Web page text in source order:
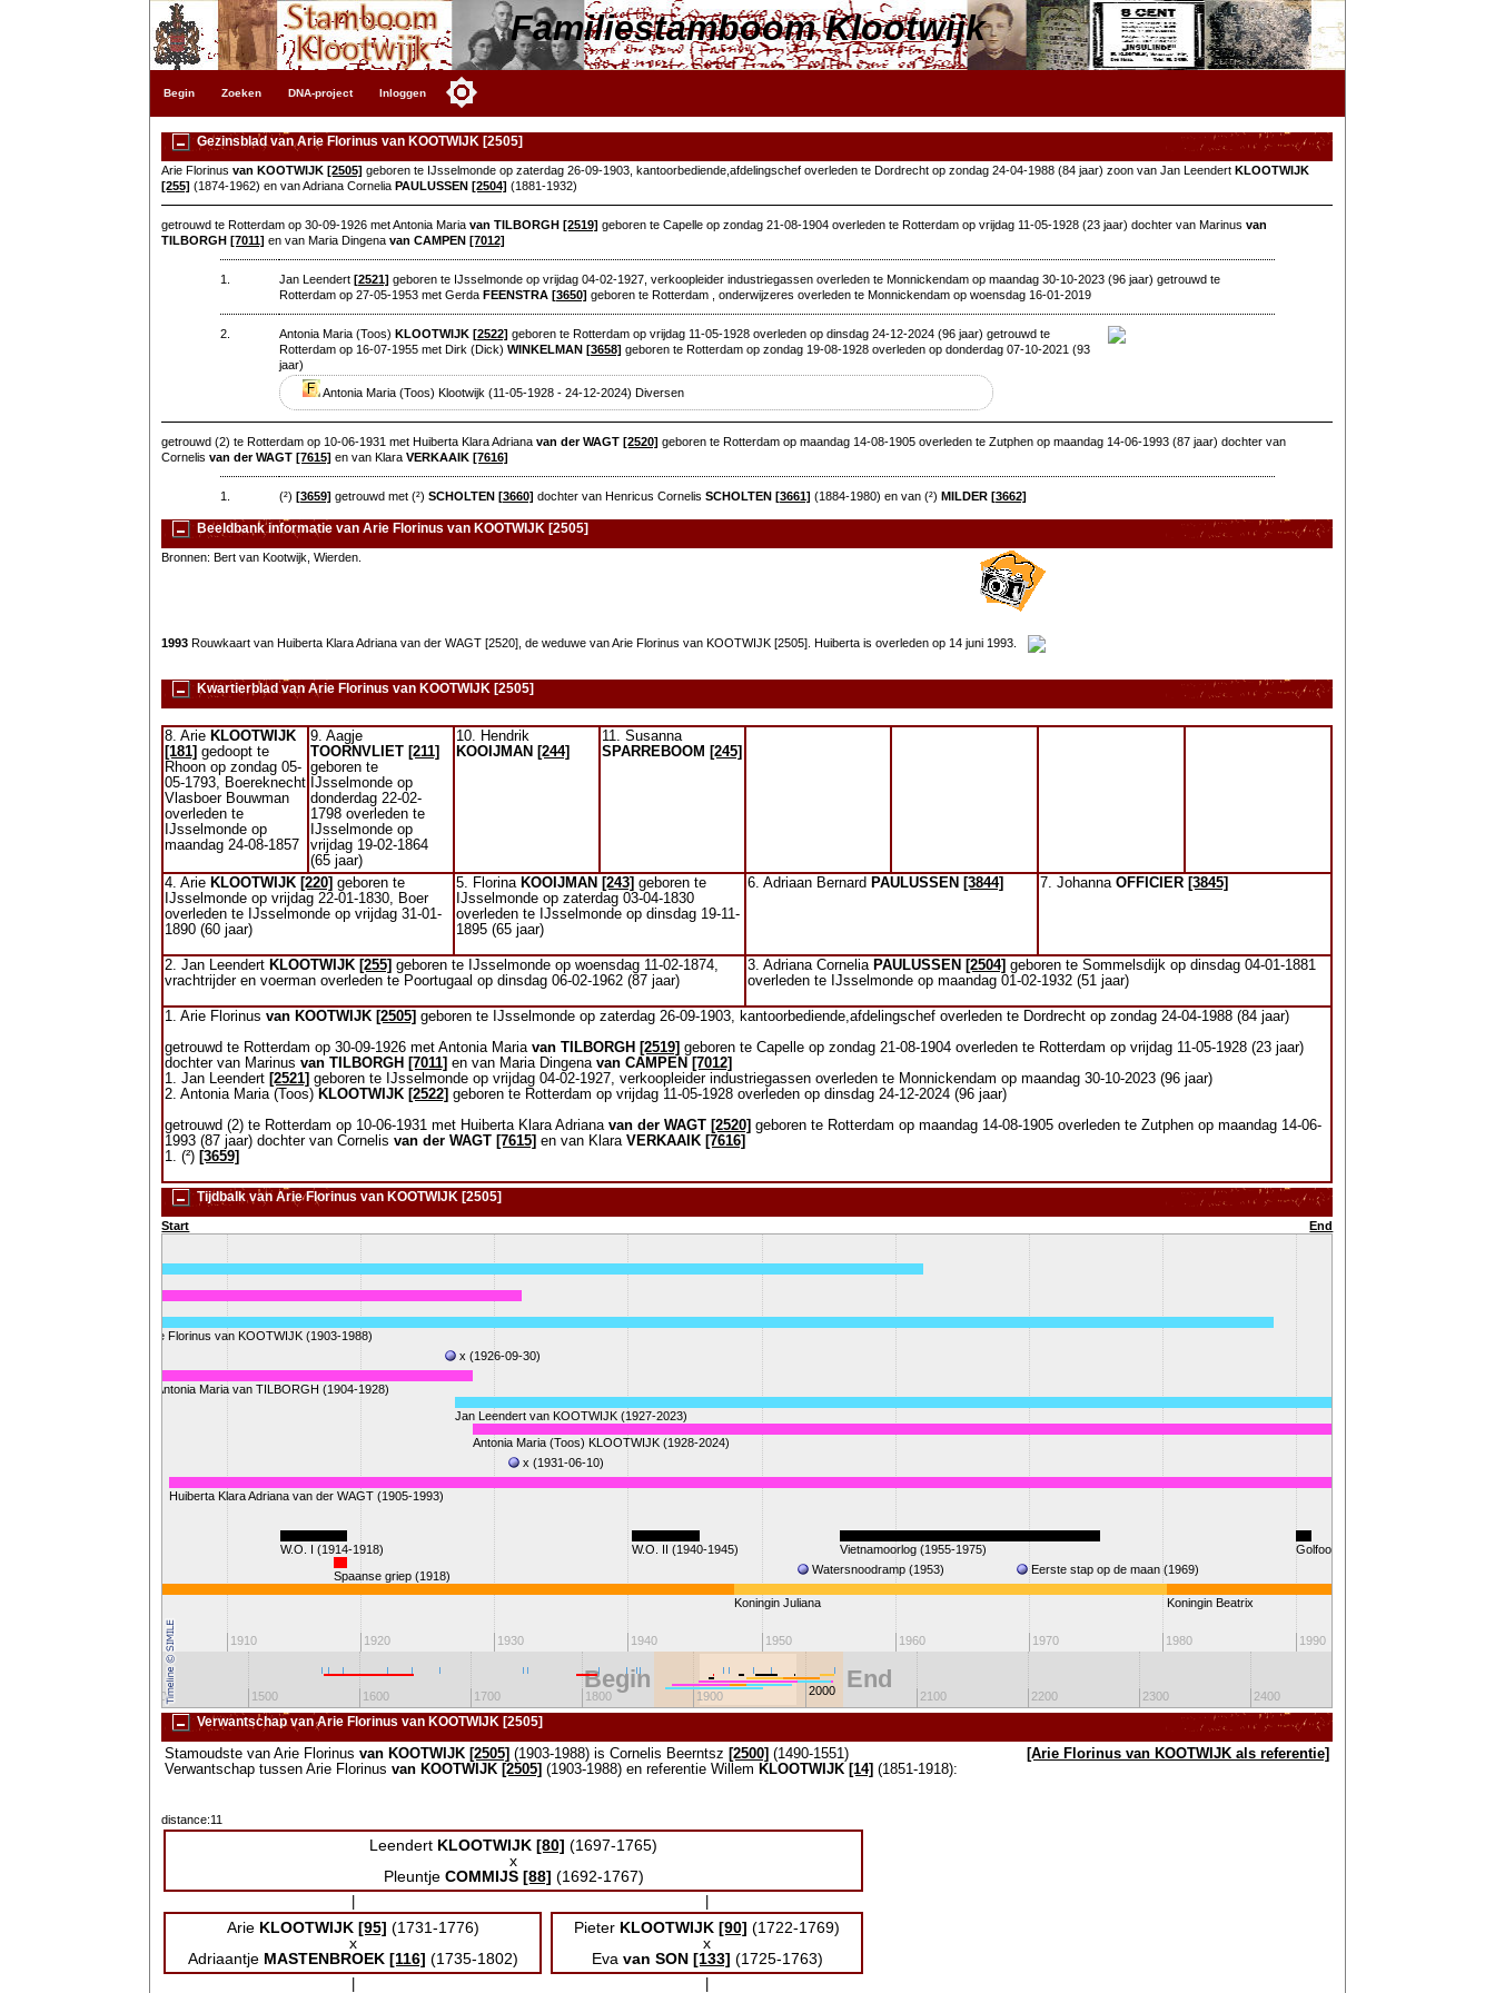
Familiestamboom Klootwijk
Begin Zoeken DNA-project Inloggen
Gezinsblad van Arie Florinus van KOOTWIJK [2505]
Arie Florinusvan KOOTWIJK [2505] geboren te IJsselmonde op zaterdag 26-09-1903, kantoorbediende,afdelingschef overleden te Dordrecht op zondag 24-04-1988 (84 jaar) zoon van Jan LeendertKLOOTWIJK
[255] (1874-1962) en van Adriana CorneliaPAULUSSEN [2504] (1881-1932)
getrouwd te Rotterdam op 30-09-1926 met Antonia Mariavan TILBORGH [2519] geboren te Capelle op zondag 21-08-1904 overleden te Rotterdam op vrijdag 11-05-1928 (23 jaar) dochter van Marinusvan
TILBORGH [7011] en van Maria Dingenavan CAMPEN [7012]
1. Jan Leendert [2521] geboren te IJsselmonde op vrijdag 04-02-1927, verkoopleider industriegassen overleden te Monnickendam op maandag 30-10-2023 (96 jaar) getrouwd te
Rotterdam op 27-05-1953 met Gerda FEENSTRA [3650] geboren te Rotterdam , onderwijzeres overleden te Monnickendam op woensdag 16-01-2019
2. Antonia Maria (Toos) KLOOTWIJK [2522] geboren te Rotterdam op vrijdag 11-05-1928 overleden op dinsdag 24-12-2024 (96 jaar) getrouwd te
Rotterdam op 16-07-1955 met Dirk (Dick) WINKELMAN [3658] geboren te Rotterdam op zondag 19-08-1928 overleden op donderdag 07-10-2021 (93
jaar)
Antonia Maria (Toos) Klootwijk (11-05-1928 - 24-12-2024) Diversen
getrouwd (2) te Rotterdam op 10-06-1931 met Huiberta Klara Adrianavan der WAGT [2520] geboren te Rotterdam op maandag 14-08-1905 overleden te Zutphen op maandag 14-06-1993 (87 jaar) dochter van
Cornelisvan der WAGT [7615] en van KlaraVERKAAIK [7616]
1. (²) [3659] getrouwd met (²) SCHOLTEN [3660] dochter van Henricus Cornelis SCHOLTEN [3661] (1884-1980) en van (²) MILDER [3662]
Beeldbank informatie van Arie Florinus van KOOTWIJK [2505]
Bronnen: Bert van Kootwijk, Wierden.
1993 Rouwkaart van Huiberta Klara Adriana van der WAGT [2520], de weduwe van Arie Florinus van KOOTWIJK [2505]. Huiberta is overleden op 14 juni 1993.
Kwartierblad van Arie Florinus van KOOTWIJK [2505]
8. Arie KLOOTWIJK
[181] gedoopt te
Rhoon op zondag 05-
05-1793, Boereknecht
Vlasboer Bouwman
overleden te
IJsselmonde op
maandag 24-08-1857
9. Aagje
TOORNVLIET [211]
geboren te
IJsselmonde op
donderdag 22-02-
1798 overleden te
IJsselmonde op
vrijdag 19-02-1864
(65 jaar)
10. Hendrik
KOOIJMAN [244]
11. Susanna
SPARREBOOM [245]
4. Arie KLOOTWIJK [220] geboren te
IJsselmonde op vrijdag 22-01-1830, Boer
overleden te IJsselmonde op vrijdag 31-01-
1890 (60 jaar)
5. Florina KOOIJMAN [243] geboren te
IJsselmonde op zaterdag 03-04-1830
overleden te IJsselmonde op dinsdag 19-11-
1895 (65 jaar)
6. Adriaan Bernard PAULUSSEN [3844] 7. JohannaOFFICIER [3845]
2. Jan Leendert KLOOTWIJK [255] geboren te IJsselmonde op woensdag 11-02-1874,
vrachtrijder en voerman overleden te Poortugaal op dinsdag 06-02-1962 (87 jaar)
3. Adriana Cornelia PAULUSSEN [2504] geboren te Sommelsdijk op dinsdag 04-01-1881
overleden te IJsselmonde op maandag 01-02-1932 (51 jaar)
1. Arie Florinusvan KOOTWIJK [2505] geboren te IJsselmonde op zaterdag 26-09-1903, kantoorbediende,afdelingschef overleden te Dordrecht op zondag 24-04-1988 (84 jaar)
getrouwd te Rotterdam op 30-09-1926 met Antonia Mariavan TILBORGH [2519] geboren te Capelle op zondag 21-08-1904 overleden te Rotterdam op vrijdag 11-05-1928 (23 jaar)
dochter van Marinusvan TILBORGH [7011] en van Maria Dingenavan CAMPEN [7012]
1. Jan Leendert [2521] geboren te IJsselmonde op vrijdag 04-02-1927, verkoopleider industriegassen overleden te Monnickendam op maandag 30-10-2023 (96 jaar)
2. Antonia Maria (Toos) KLOOTWIJK [2522] geboren te Rotterdam op vrijdag 11-05-1928 overleden op dinsdag 24-12-2024 (96 jaar)
getrouwd (2) te Rotterdam op 10-06-1931 met Huiberta Klara Adrianavan der WAGT [2520] geboren te Rotterdam op maandag 14-08-1905 overleden te Zutphen op maandag 14-06-
1993 (87 jaar) dochter van Cornelisvan der WAGT [7615] en van KlaraVERKAAIK [7616]
1. (²) [3659]
Tijdbalk van Arie Florinus van KOOTWIJK [2505]
Start End
1910 1920 1930 1940 1950 1960 1970 1980 1990
Golfoorlog
Koningin Beatrix
Eerste stap op de maan (1969)
Vietnamoorlog (1955-1975)
Watersnoodramp (1953)
Koningin Juliana
W.O. II (1940-1945)
x (1931-06-10)
Antonia Maria (Toos) KLOOTWIJK (1928-2024)
Jan Leendert van KOOTWIJK (1927-2023)
x (1926-09-30)
Spaanse griep (1918)
W.O. I (1914-1918)
Huiberta Klara Adriana van der WAGT (1905-1993)
Antonia Maria van TILBORGH (1904-1928)
Arie Florinus van KOOTWIJK (1903-1988)
1400 1500 1600 1700 1800 1900 2000 2100 2200 2300 2400
Begin End
Verwantschap van Arie Florinus van KOOTWIJK [2505]
Stamoudste van Arie Florinusvan KOOTWIJK [2505] (1903-1988) is Cornelis Beerntsz [2500] (1490-1551)
Verwantschap tussen Arie Florinusvan KOOTWIJK [2505] (1903-1988) en referentie Willem KLOOTWIJK [14] (1851-1918):
[Arie Florinus van KOOTWIJK als referentie]
distance:11
Leendert KLOOTWIJK [80] (1697-1765)
x
Pleuntje COMMIJS [88] (1692-1767)
Arie KLOOTWIJK [95] (1731-1776)
x
Adriaantje MASTENBROEK [116] (1735-1802)
Pieter KLOOTWIJK [90] (1722-1769)
x
Eva van SON [133] (1725-1763)